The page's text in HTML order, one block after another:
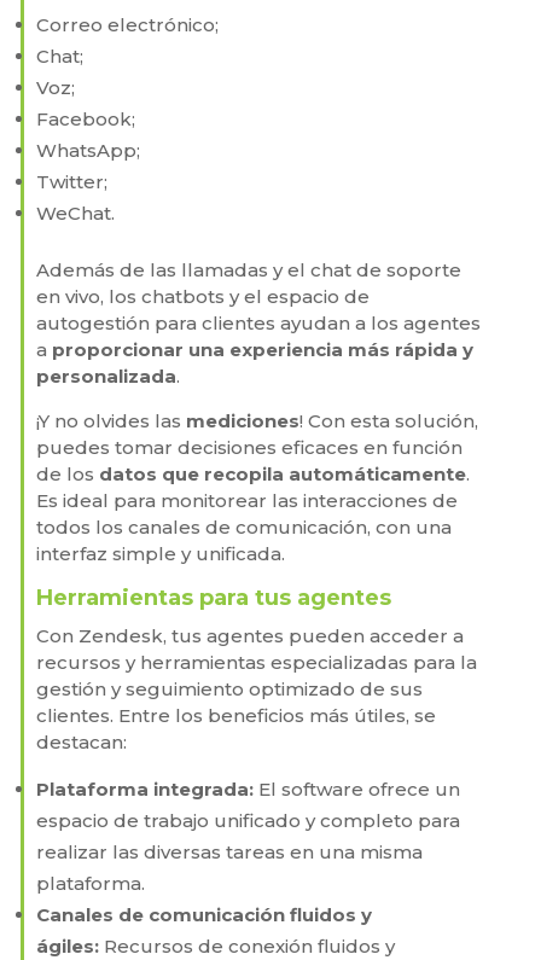
Correo electrónico;
Chat;
Voz;
Facebook;
WhatsApp;
Twitter;
WeChat.
Además de las llamadas y el chat de soporte
en vivo, los chatbots y el espacio de
autogestión para clientes ayudan a los agentes
a proporcionar una experiencia más rápida y
personalizada.
¡Y no olvides las mediciones! Con esta solución,
puedes tomar decisiones eficaces en función
de los datos que recopila automáticamente.
Es ideal para monitorear las interacciones de
todos los canales de comunicación, con una
interfaz simple y unificada.
Herramientas para tus agentes
Con Zendesk, tus agentes pueden acceder a
recursos y herramientas especializadas para la
gestión y seguimiento optimizado de sus
clientes. Entre los beneficios más útiles, se
destacan:
Plataforma integrada: El software ofrece un
espacio de trabajo unificado y completo para
realizar las diversas tareas en una misma
plataforma.
Canales de comunicación fluidos y
ágiles: Recursos de conexión fluidos y